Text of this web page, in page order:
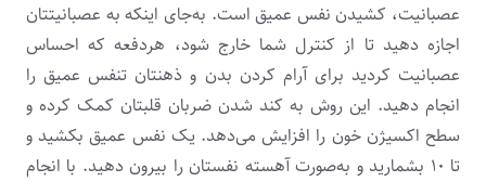
عصبانیت، کشیدن نفس عمیق است. به‌جای اینکه به عصبانیتتان
اجازه دهید تا از کنترل شما خارج شود، هردفعه که احساس
عصبانیت کردید برای آرام کردن بدن و ذهنتان تنفس عمیق را
انجام دهید. این روش به کند شدن ضربان قلبتان کمک کرده و
سطح اکسیژن خون را افزایش می‌دهد. یک نفس عمیق بکشید و
تا ۱۰ بشمارید و به‌صورت آهسته نفستان را بیرون دهید. با انجام